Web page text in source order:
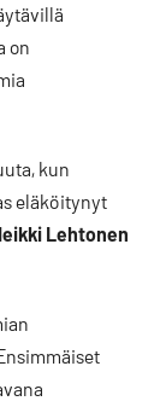
on
kun
eläköitynyt
Lehtonen